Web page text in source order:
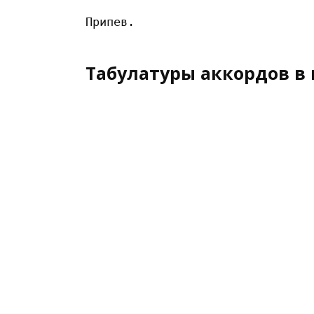
Табулатуры аккордов в